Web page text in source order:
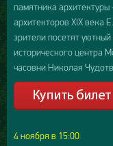
памятника
архитекторов XIX века
зрители посетят
исторического центра
часовни Николая
4 ноября в 15:00